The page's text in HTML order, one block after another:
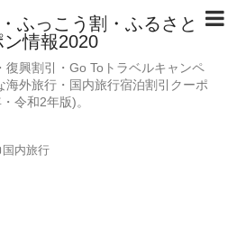
ふっこう割・ふるさと
情報2020
復興割引・Go Toトラベルキャンペ
海外旅行・国内旅行宿泊割引クーポ
令和2年版)。
国内旅行